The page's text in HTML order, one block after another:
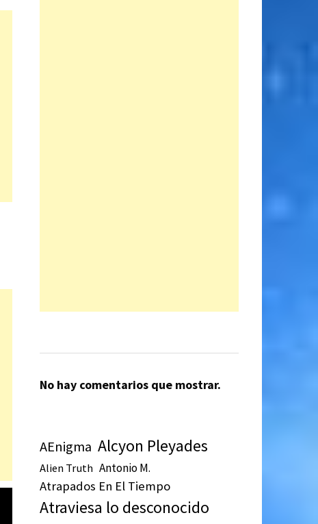
No hay comentarios que mostrar.
AEnigma Alcyon Pleyades
Alien Truth Antonio M.
Atrapados En El Tiempo
Atraviesa lo desconocido